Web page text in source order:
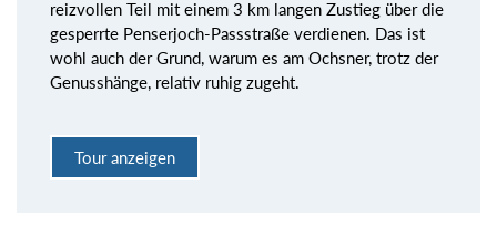
reizvollen Teil mit einem 3 km langen Zustieg über die
gesperrte Penserjoch-Passstraße verdienen. Das ist
wohl auch der Grund, warum es am Ochsner, trotz der
Genusshänge, relativ ruhig zugeht.
Tour anzeigen